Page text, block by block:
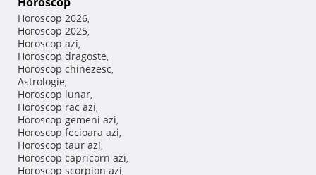
Horoscop 2026,
Horoscop 2025,
Horoscop azi,
Horoscop dragoste,
Horoscop chinezesc,
Astrologie,
Horoscop lunar,
Horoscop rac azi,
Horoscop gemeni azi,
Horoscop fecioara azi,
Horoscop taur azi,
Horoscop capricorn azi,
Horoscop scorpion azi,